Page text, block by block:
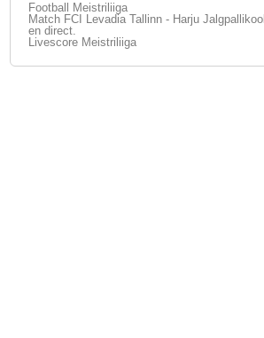
Football Meistriliiga
Match FCI Levadia Tallinn - Harju Jalgpallikool
en direct.
Livescore Meistriliiga